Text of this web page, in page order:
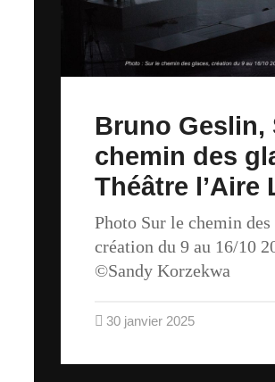
Bruno Geslin,
chemin des
Théâtre l’Aire
Photo Sur le chemin des
création du 9 au 16/10
©Sandy Korzekwa
30 janvier 2025